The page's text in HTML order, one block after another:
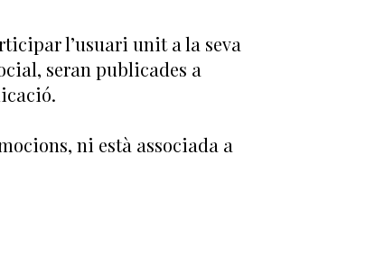
l’usuari unit a la seva
seran publicades a
ni està associada a